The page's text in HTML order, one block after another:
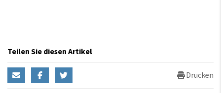
Teilen Sie diesen Artikel
Drucken